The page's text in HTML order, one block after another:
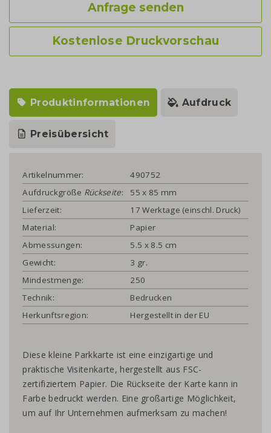
Anfrage senden
Kostenlose Druckvorschau
Produktinformationen Aufdruck
Preisübersicht
Artikelnummer:
490752
Aufdruckgröße Rückseite:
55 x 85 mm
Lieferzeit:
17 Werktage (einschl. Druck)
Material:
Papier
Abmessungen:
5.5 x 8.5 cm
Gewicht:
3 gr.
Mindestmenge:
250
Technik:
Bedrucken
Herkunftsregion:
Hergestellt in der EU
Diese kleine Parkkarte ist eine einzigartige und
praktische Visitenkarte, hergestellt aus FSC-
zertifiziertem Papier. Die Rückseite der Karte kann in
Farbe bedruckt werden. Eine großartige Möglichkeit,
um auf Ihr Unternehmen aufmerksam zu machen!